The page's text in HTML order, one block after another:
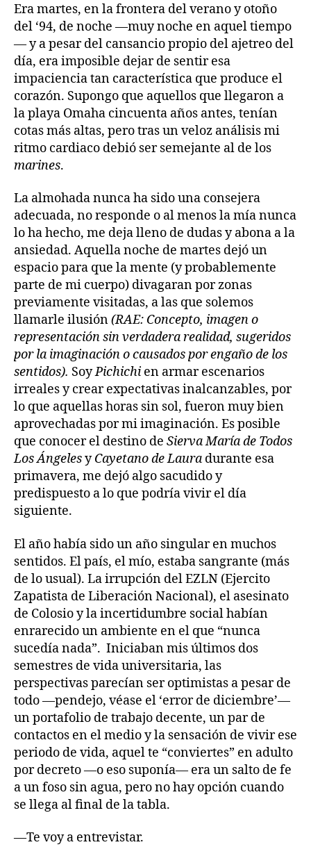
Era martes, en la frontera del verano y otoño
del ‘94, de noche —muy noche en aquel tiempo
— y a pesar del cansancio propio del ajetreo del
día, era imposible dejar de sentir esa
impaciencia tan característica que produce el
corazón. Supongo que aquellos que llegaron a
la playa Omaha cincuenta años antes, tenían
cotas más altas, pero tras un veloz análisis mi
ritmo cardiaco debió ser semejante al de los
marines.
La almohada nunca ha sido una consejera
adecuada, no responde o al menos la mía nunca
lo ha hecho, me deja lleno de dudas y abona a la
ansiedad. Aquella noche de martes dejó un
espacio para que la mente (y probablemente
parte de mi cuerpo) divagaran por zonas
previamente visitadas, a las que solemos
llamarle ilusión(RAE: Concepto, imagen o
representación sin verdadera realidad, sugeridos
por la imaginación o causados por engaño de los
sentidos). SoyPichichi en armar escenarios
irreales y crear expectativas inalcanzables, por
lo que aquellas horas sin sol, fueron muy bien
aprovechadas por mi imaginación. Es posible
que conocer el destino de Sierva María de Todos
Los ÁngelesyCayetano de Laura durante esa
primavera, me dejó algo sacudido y
predispuesto a lo que podría vivir el día
siguiente.
El año había sido un año singular en muchos
sentidos. El país, el mío, estaba sangrante (más
de lo usual). La irrupción del EZLN (Ejercito
Zapatista de Liberación Nacional), el asesinato
de Colosio y la incertidumbre social habían
enrarecido un ambiente en el que “nunca
sucedía nada”. Iniciaban mis últimos dos
semestres de vida universitaria, las
perspectivas parecían ser optimistas a pesar de
todo —pendejo, véase el ‘error de diciembre’—
un portafolio de trabajo decente, un par de
contactos en el medio y la sensación de vivir ese
periodo de vida, aquel te “conviertes” en adulto
por decreto —o eso suponía— era un salto de fe
a un foso sin agua, pero no hay opción cuando
se llega al final de la tabla.
—Te voy a entrevistar.